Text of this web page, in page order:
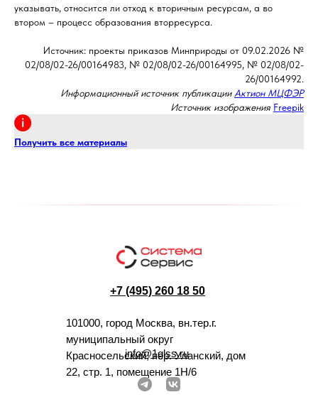
указывать, относится ли отход к вторичным ресурсам, а во
втором – процесс образования вторресурса.
Источник: проекты приказов Минприроды от 09.02.2026 №
02/08/02-26/00164983, № 02/08/02-26/00164995, № 02/08/02-
26/00164992.
Информационный источник публикации Актион МЦФЭР
Источник изображения Freepik
Получить все материалы
+7 (495) 260 18 50
101000, город Москва, вн.тер.г.
муниципальный округ
Красносельский, пер. Уланский, дом
22, стр. 1, помещение 1Н/6
info@1glss.ru